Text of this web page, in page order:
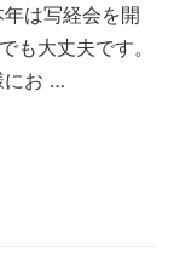
は写経会を開
も大丈夫です。
にお …